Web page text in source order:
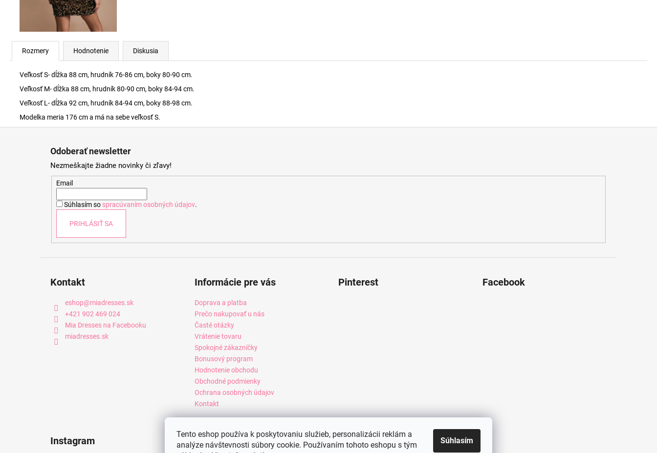
Tento eshop používa k poskytovaniu služieb, personalizácii reklám a
analýze návštevnosti súbory cookie. Používaním tohoto eshopu s tým
Súhlasím
Rozmery Hodnotenie Diskusia
Veľkosť S- dĺžka 88 cm, hrudník 76-86 cm, boky 80-90 cm.
Veľkosť M- dĺžka 88 cm, hrudník 80-90 cm, boky 84-94 cm.
Veľkosť L- dĺžka 92 cm, hrudník 84-94 cm, boky 88-98 cm.
Modelka meria 176 cm a má na sebe veľkosť S.
Odoberať newsletter
Nezmeškajte žiadne novinky či zľavy!
Email
Súhlasím so spracúvaním osobných údajov.
PRIHLÁSIŤ SA
Kontakt
eshop@miadresses.sk
+421 902 469 024
Mia Dresses na Facebooku
miadresses.sk
Informácie pre vás
Doprava a platba
Prečo nakupovať u nás
Časté otázky
Vrátenie tovaru
Spokojné zákazníčky
Bonusový program
Hodnotenie obchodu
Obchodné podmienky
Ochrana osobných údajov
Kontakt
Pinterest Facebook
Instagram